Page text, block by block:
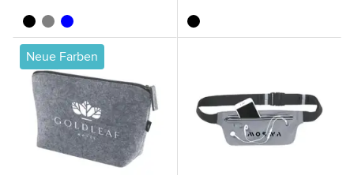
schwarz
grau blau noir
Neue Farben